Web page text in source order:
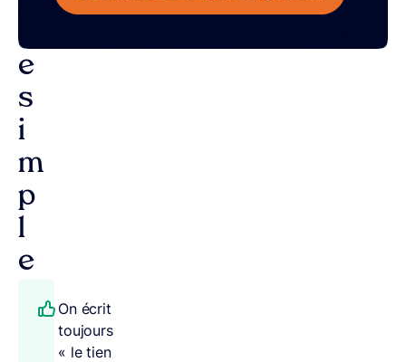
s
e
s
i
m
p
l
e
On écrit
toujours
« le tien